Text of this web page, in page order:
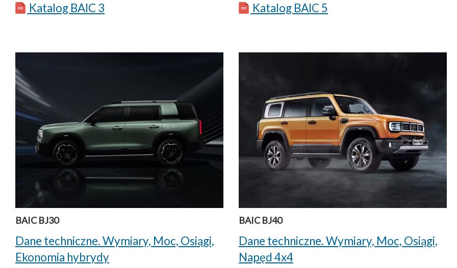
Katalog BAIC 3 Katalog BAIC 5
BAIC BJ30
Dane techniczne. Wymiary, Moc, Osiągi,
Ekonomia hybrydy
BAIC BJ40
Dane techniczne. Wymiary, Moc, Osiągi,
Napęd 4x4